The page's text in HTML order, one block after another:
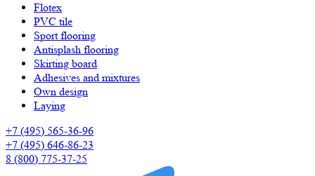
Flotex
PVC tile
Sport flooring
Antisplash flooring
Skirting board
Adhesives and mixtures
Own design
Laying
+7 (495) 565-36-96
+7 (495) 646-86-23
8 (800) 775-37-25